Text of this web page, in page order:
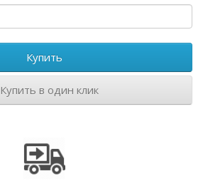
Купить
Купить в один клик